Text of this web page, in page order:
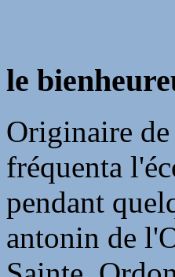
le
Originaire
fréquenta
pendant
antonin de